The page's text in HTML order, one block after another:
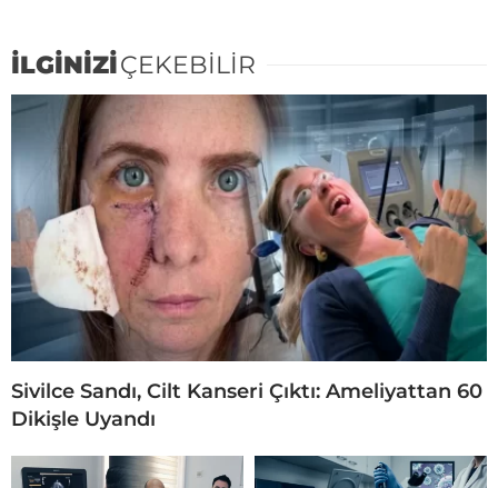
İLGİNİZİÇEKEBİLİR
Sivilce Sandı, Cilt Kanseri Çıktı: Ameliyattan 60
Dikişle Uyandı